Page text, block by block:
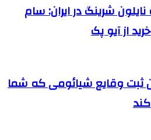
شرینگ در ایران: سام
از آیو پک
ثبت وقایع شیائومی که شما